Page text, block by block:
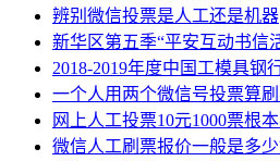
辨别微信投票是人工还是机器
新华区第五季“平安互动书信
2018-2019年度中国工模具钢
一个人用两个微信号投票算
网上人工投票10元1000票根
微信人工刷票报价一般是多